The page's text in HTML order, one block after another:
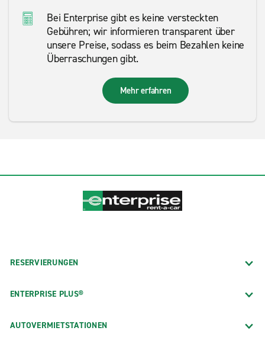
Bei Enterprise gibt es keine versteckten
Gebühren; wir informieren transparent über
unsere Preise, sodass es beim Bezahlen keine
Überraschungen gibt.
Mehr erfahren
RESERVIERUNGEN
ENTERPRISE PLUS®
AUTOVERMIETSTATIONEN